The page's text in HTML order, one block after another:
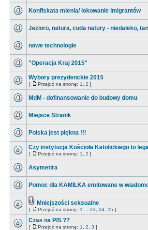
Konfiskata mienia/ lokowanie imigrantów
Jezioro, natura, cuda natury - niedaleko,
nowe technologie
"Operacja Kraj 2015"
Wybory prezydenckie 2015
[ Przejdź na stronę: 1 2 ]
MdM - dofinansowanie do budowy domu
Miejsce Stranik
Polska jest piękna !!!
Czy instytucja Kościoła Katolickiego to
[ Przejdź na stronę: 1 2 ]
Asymetira
Pomoc dla KAMILKA emitowane w
Mniejszości seksualne
[ Przejdź na stronę: 1 23 24 25 ]
Czas na PIS ??
[ Przejdź na stronę: 1 2 3 ]